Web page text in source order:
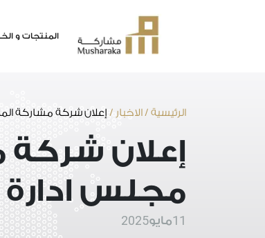
المنتجات و
الرئيسية /الاخبار / إعلان شركة مشاركة
إعلان شركة
مجلس
11مايو2025